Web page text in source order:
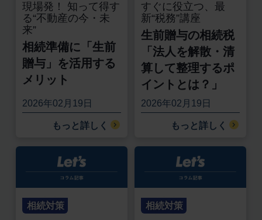
現場発！ 知って得す
る“不動産の今・未
来”
相続準備に「生前
贈与」を活用する
メリット
2026年02月19日
もっと詳しく
すぐに役立つ、最
新“税務”講座
生前贈与の相続税
「法人を解散・清
算して整理するポ
イントとは？」
2026年02月19日
もっと詳しく
相続対策 相続対策